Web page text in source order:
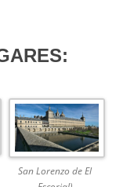
San Lorenzo de El